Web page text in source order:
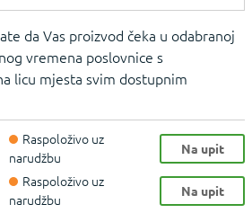
da Vas proizvod čeka u odabranoj
vremena poslovnice s
licu mjesta svim dostupnim
Raspoloživo uz
narudžbu
Na upit
Raspoloživo uz
narudžbu
Na upit